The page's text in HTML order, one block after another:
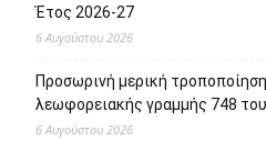
Έτος 2026-27
6 Αυγούστου 2026
Προσωρινή μερική
λεωφορειακής γραμμής 748
6 Αυγούστου 2026